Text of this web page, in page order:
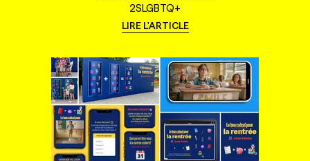
2SLGBTQ+
LIRE L'ARTICLE